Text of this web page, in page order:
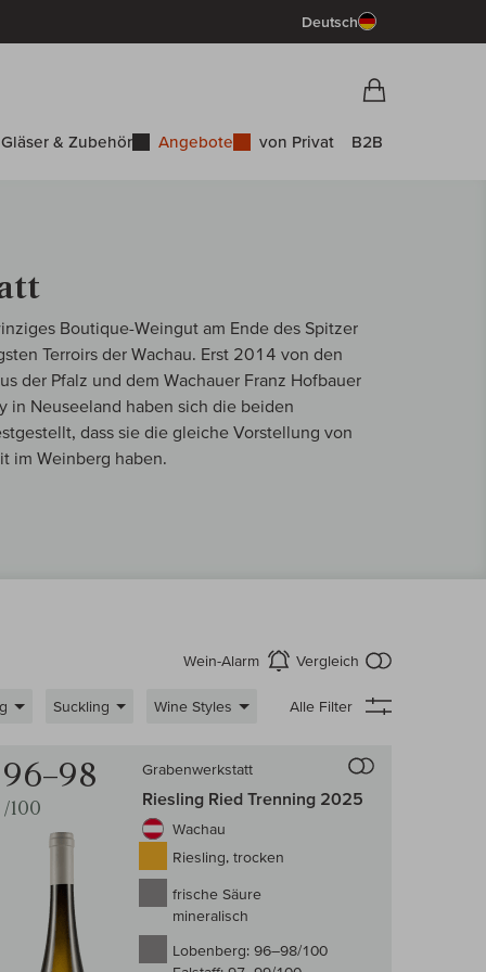
Deutsch
Gläser & Zubehör Angebote von Privat B2B
Boutique-Weingut am Ende des Spitzer
Terroirs der Wachau. Erst 2014 von den
der Pfalz und dem Wachauer Franz Hofbauer
in Neuseeland haben sich die beiden
dass sie die gleiche Vorstellung von
im Weinberg haben.
Wein-Alarm
aktivieren Vergleich
Suckling Wine Styles Alle Filter
96–98
/100
Grabenwerkstatt
Riesling Ried Trenning 2025
Wachau
Riesling, trocken
frische Säure
mineralisch
Lobenberg: 96–98/100